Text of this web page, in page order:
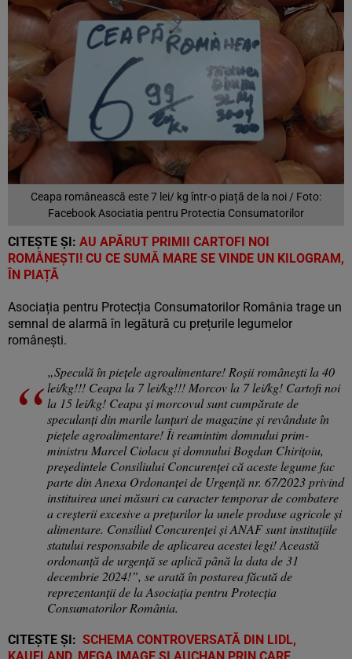
Ceapa românească este 7 lei/ kg într-o piață de la noi / Foto:
Facebook Asociatia pentru Protectia Consumatorilor
CITEȘTE ȘI: AU APĂRUT PRIMII CARTOFI NOI
ROMÂNEȘTI! CU CE SUMĂ MARE SE VINDE UN KILOGRAM,
ÎN PIAȚĂ
Asociația pentru Protecția Consumatorilor România trage un
semnal de alarmă în legătură cu prețurile legumelor
românești.
„Speculă în piețele agroalimentare! Roșii românești la 40
lei/kg!!! Ceapa la 7 lei/kg!!! Morcov la 7 lei/kg! Cartofi noi
la 15 lei/kg! Ceapa și morcovul sunt cumpărate de
speculanți din marile lanțuri de magazine și revândute în
piețele agroalimentare! Îi reamintim domnului prim-
ministru Marcel Ciolacu și domnului Bogdan Chirițoiu,
președintele Consiliului Concurenței că aceste legume fac
parte din Anexa Ordonanţei de Urgență nr. 67/2023 privind
instituirea unei măsuri cu caracter temporar de combatere
a creșterii excesive a prețurilor la unele produse agricole și
alimentare. Consiliul Concurenței și ANAF sunt instituțiile
statului responsabile de aplicarea acestei legi! Această
ordonanță de urgență se aplică până la data de 31
decembrie 2024!”, se arată în postarea făcută de
reprezentanții de la Asociația pentru Protecția
Consumatorilor România.
CITEȘTE ȘI: SCHEMA CONTROVERSATĂ DIN LIDL,
KAUFLAND, MEGA IMAGE ȘI AUCHAN PRIN CARE